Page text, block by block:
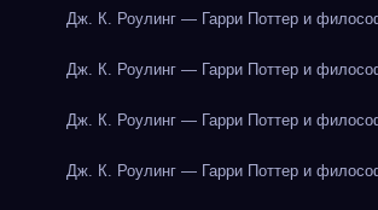
Дж. К. Роулинг — Гарри Поттер и
Дж. К. Роулинг — Гарри Поттер и
Дж. К. Роулинг — Гарри Поттер и
Дж. К. Роулинг — Гарри Поттер и